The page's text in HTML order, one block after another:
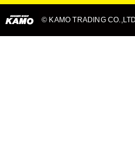
© KAMO TRADING